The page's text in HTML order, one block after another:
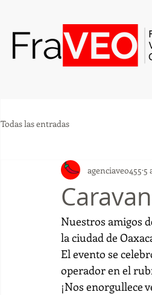
Todas las entradas
agenciaveo455 5
Nuestros amigos
la ciudad de
El evento se
operador en el
¡Nos enorgullece